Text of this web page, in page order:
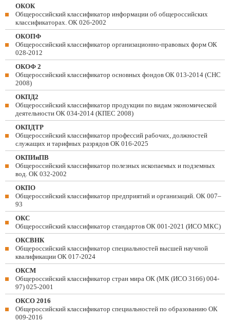
ОКОК
Общероссийский классификатор информации об общероссийских
классификаторах. ОК 026-2002
ОКОПФ
Общероссийский классификатор организационно-правовых форм ОК
028-2012
ОКОФ 2
Общероссийский классификатор основных фондов ОК 013-2014 (СНС
2008)
ОКПД2
Общероссийский классификатор продукции по видам экономической
деятельности ОК 034-2014 (КПЕС 2008)
ОКПДТР
Общероссийский классификатор профессий рабочих, должностей
служащих и тарифных разрядов ОК 016-2025
ОКПИиПВ
Общероссийский классификатор полезных ископаемых и подземных
вод. ОК 032-2002
ОКПО
Общероссийский классификатор предприятий и организаций. ОК 007–
93
ОКС
Общероссийский классификатор стандартов ОК 001-2021 (ИСО МКС)
ОКСВНК
Общероссийский классификатор специальностей высшей научной
квалификации ОК 017-2024
ОКСМ
Общероссийский классификатор стран мира ОК (МК (ИСО 3166) 004-
97) 025-2001
ОКСО 2016
Общероссийский классификатор специальностей по образованию ОК
009-2016